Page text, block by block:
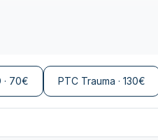
· 70€ PTC Trauma · 130€